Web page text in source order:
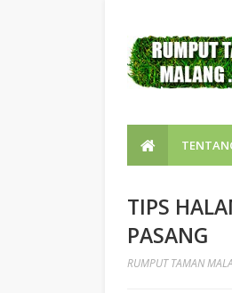
TIPS
PASANG
RUMPUT TAMAN